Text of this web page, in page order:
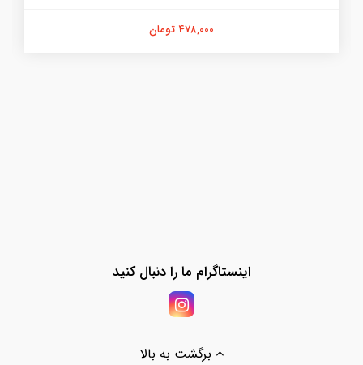
478,000 تومان
اینستاگرام ما را دنبال کنید
برگشت به بالا